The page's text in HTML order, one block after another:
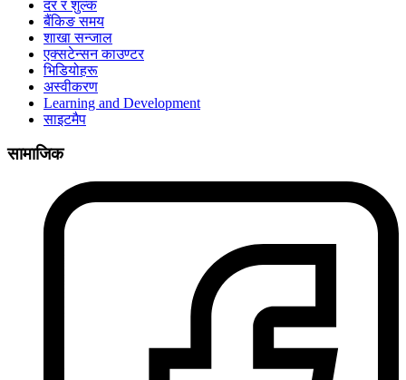
दर र शुल्क
बैंकिङ समय
शाखा सन्जाल
एक्सटेन्सन काउण्टर
भिडियोहरू
अस्वीकरण
Learning and Development
साइटमैप
सामाजिक